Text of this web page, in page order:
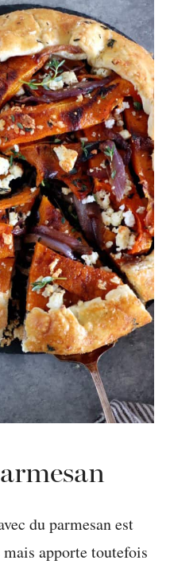
du parmesan est
apporte toutefois